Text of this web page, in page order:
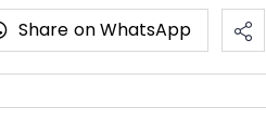
Share on WhatsApp